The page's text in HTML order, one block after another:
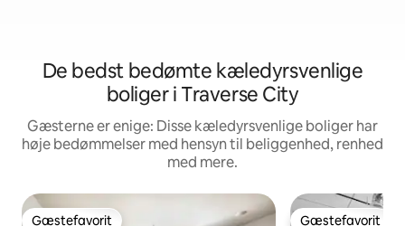
De bedst bedømte kæledyrsvenlige
boliger i Traverse City
Gæsterne er enige: Disse kæledyrsvenlige boliger har
høje bedømmelser med hensyn til beliggenhed, renhed
med mere.
Gæstefavorit Gæstefavorit